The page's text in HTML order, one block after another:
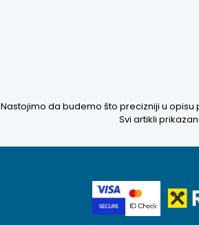
Nastojimo da budemo što precizniji u
Svi artikli